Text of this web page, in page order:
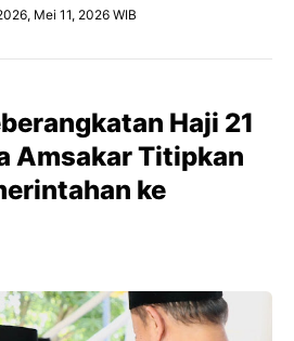
Mei 11, 2026 WIB
Haji 21
Amsakar Titipkan
ke